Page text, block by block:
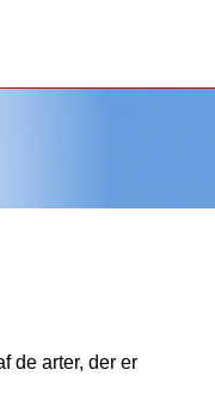
de arter, der er